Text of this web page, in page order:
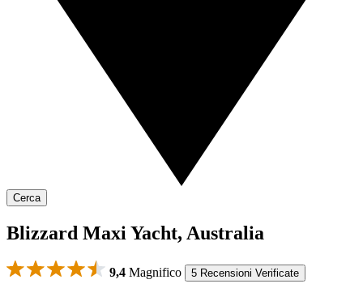
Cerca
Blizzard Maxi Yacht, Australia
9,4 Magnifico 5 Recensioni Verificate